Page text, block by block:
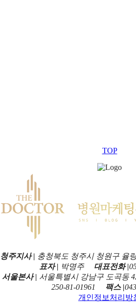
TOP
청주지사 | 충청북도 청주시 청원구 율
표자 | 박명주 대표전화 |
서울본사 | 서울특별시 강남구 도곡동
250-81-01961
팩스 |
개인정보처리방